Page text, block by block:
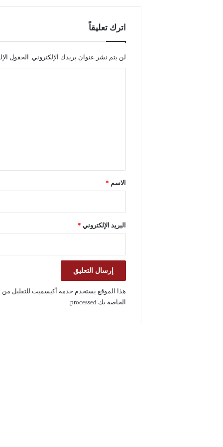
اترك تعليقاً
لن يتم نشر عنوان بريدك الإلكتروني. الحقول
*
الاسم *
البريد الإلكتروني *
هذا الموقع يستخدم خدمة أكيسميت للتقليل من
الخاصة بك processed